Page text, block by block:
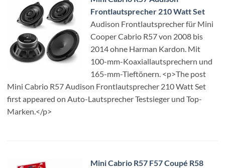
Frontlautsprecher 210 Watt Set
Audison Frontlautsprecher für Mini
Cooper Cabrio R57 von 2008 bis
2014 ohne Harman Kardon. Mit
100-mm-Koaxiallautsprechern und
165-mm-Tieftönern. <p>The post
Mini Cabrio R57 Audison Frontlautsprecher 210 Watt Set
first appeared on Auto-Lautsprecher Testsieger und Top-
Marken.</p>
Mini Cabrio R57 F57 Coupé R58